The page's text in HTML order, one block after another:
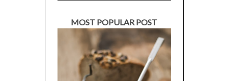
MOST POPULAR POST